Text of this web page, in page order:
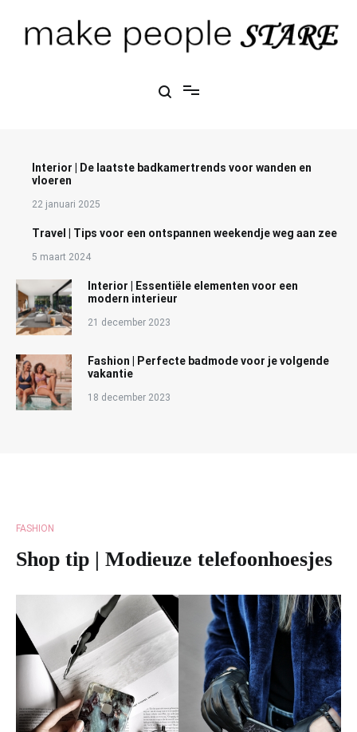
Interior | De laatste badkamertrends voor wanden en
vloeren
22 januari 2025
Travel | Tips voor een ontspannen weekendje weg aan zee
5 maart 2024
Interior | Essentiële elementen voor een
modern interieur
21 december 2023
Fashion | Perfecte badmode voor je volgende
vakantie
18 december 2023
FASHION
Shop tip | Modieuze telefoonhoesjes